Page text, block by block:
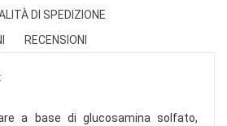
DI SPEDIZIONE
RECENSIONI
a base di glucosamina solfato,